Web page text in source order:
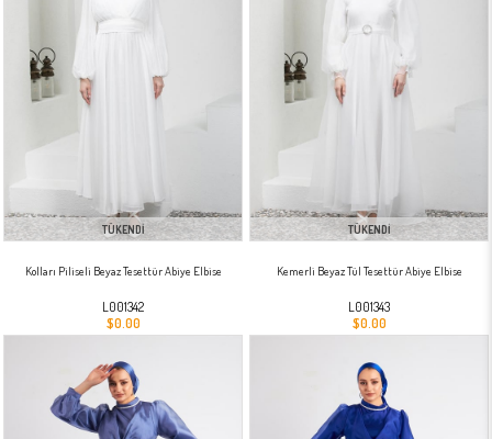
TÜKENDI
Kolları Piliseli Beyaz Tesettür Abiye Elbise
L001342
$0.00
TÜKENDI
Kemerli Beyaz Tül Tesettür Abiye Elbise
L001343
$0.00